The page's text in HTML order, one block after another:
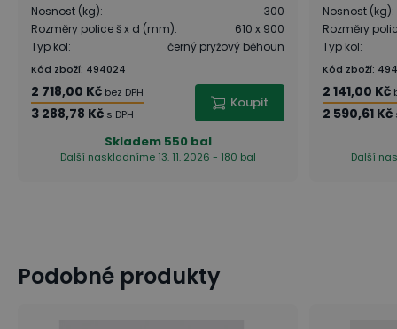
Nosnost (kg):
300
Rozměry police š x d (mm):
610 x 900
Typ kol: černý pryžový běhoun
Kód zboží: 494024
2 718,00 Kč bez DPH
3 288,78 Kč s DPH
Koupit
Skladem 550 bal
Další naskladníme 13. 11. 2026 - 180 bal
Nosnost (kg):
Rozměry
Typ kol:
Kód zboží:
2 141,00 Kč
2 590,61 Kč
Další
Jak je to s nosností koleček?
Podobné produkty